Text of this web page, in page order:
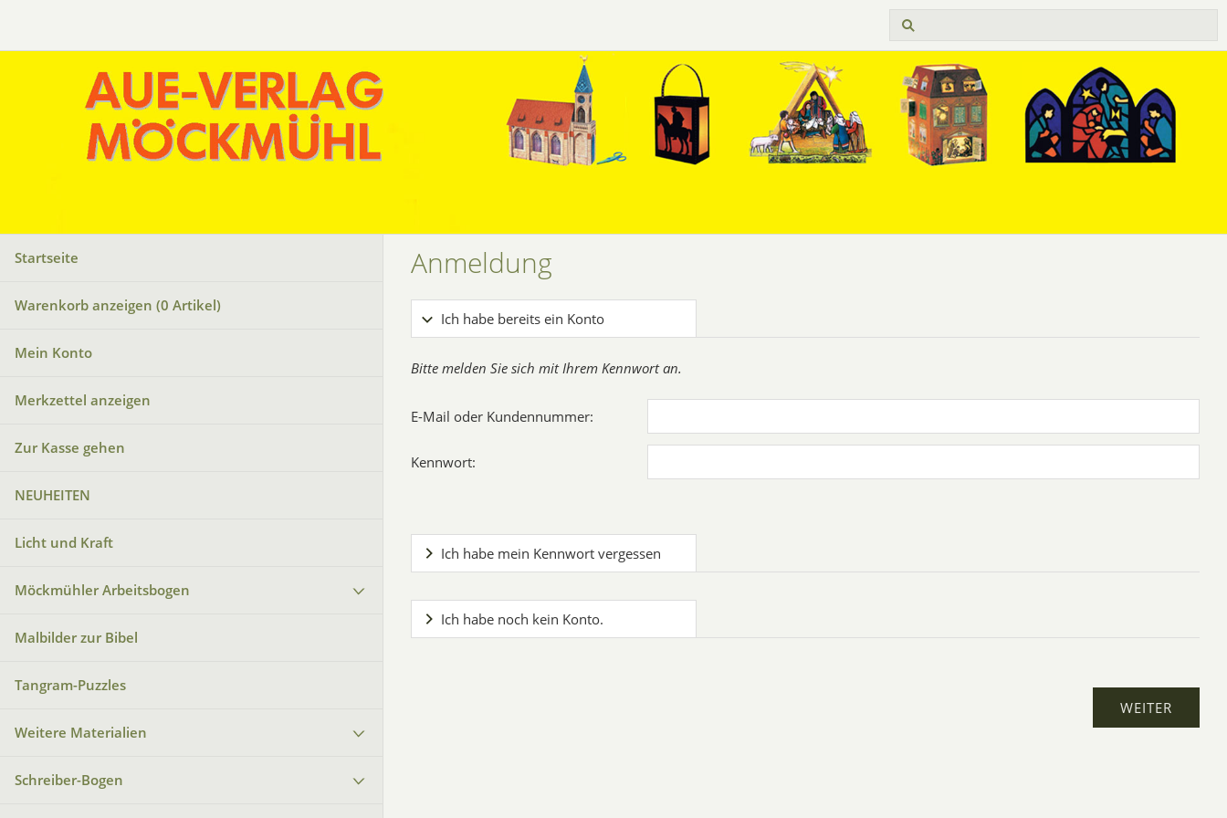
Startseite
Warenkorb anzeigen (0 Artikel)
Mein Konto
Merkzettel anzeigen
Zur Kasse gehen
NEUHEITEN
Licht und Kraft
Möckmühler Arbeitsbogen
Malbilder zur Bibel
Tangram-Puzzles
Weitere Materialien
Schreiber-Bogen
Anmeldung
Ich habe bereits ein Konto
Bitte melden Sie sich mit Ihrem Kennwort an.
E-Mail oder Kundennummer:
Kennwort:
Ich habe mein Kennwort vergessen
Ich habe noch kein Konto.